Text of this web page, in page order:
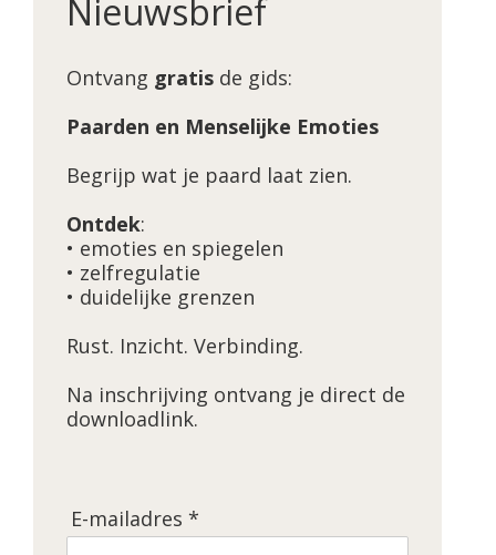
Nieuwsbrief
Ontvang gratis de gids:
Paarden en Menselijke Emoties
Begrijp wat je paard laat zien.
Ontdek:
• emoties en spiegelen
• zelfregulatie
• duidelijke grenzen
Rust. Inzicht. Verbinding.
Na inschrijving ontvang je direct de
downloadlink.
E-mailadres *